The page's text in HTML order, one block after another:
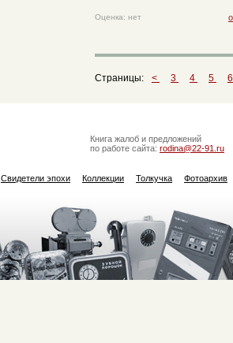
Оценка: нет
Страницы: < 3 4 5
Книга жалоб и предложений
по работе сайта: rodina@22-91.ru
Свидетели эпохи Коллекции Толкучка Фотоархив